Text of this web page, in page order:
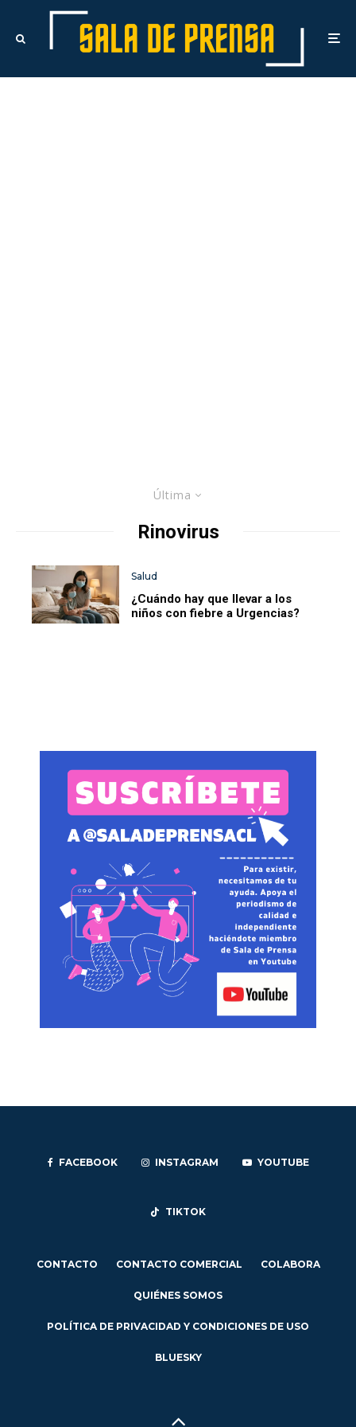
Última
Rinovirus
Salud
¿Cuándo hay que llevar a los
niños con fiebre a Urgencias?
FACEBOOK INSTAGRAM YOUTUBE
TIKTOK
CONTACTO CONTACTO COMERCIAL COLABORA
QUIÉNES SOMOS
POLÍTICA DE PRIVACIDAD Y CONDICIONES DE USO
BLUESKY